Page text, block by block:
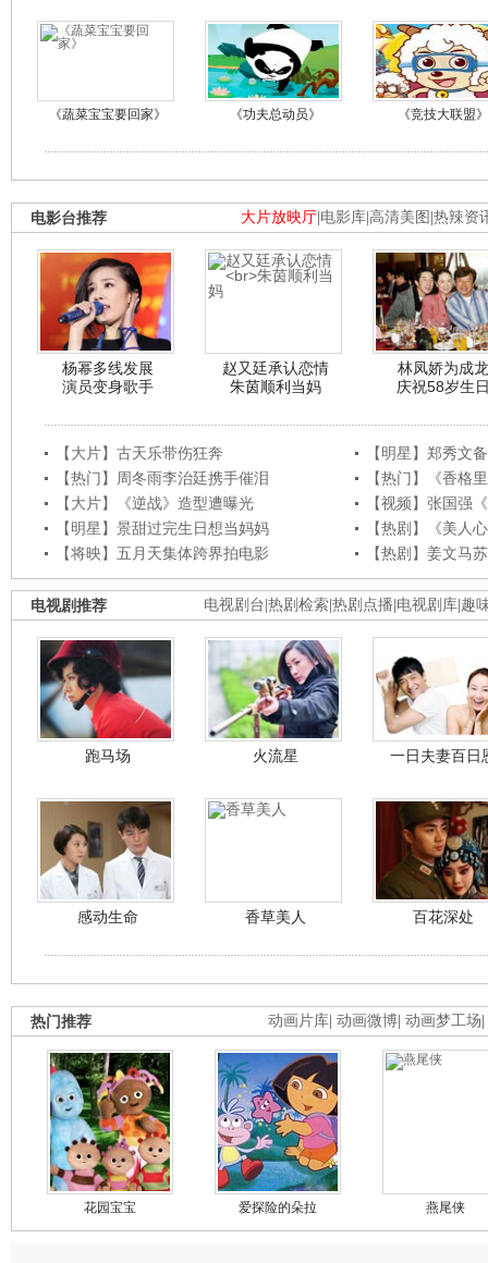
《蔬菜宝宝要回家》 《功夫总动员》 《竞技大联盟》
大片放映厅 电影库 高清美图 热辣资
电影台推荐
杨幂多线发展
演员变身歌手
赵又廷承认恋情
朱茵顺利当妈
林凤娇为成龙
庆祝58岁生
【大片】古天乐带伤狂奔
【明星】郑秀文
【热门】周冬雨李治廷携手催泪
【热门】《香格
【大片】《逆战》造型遭曝光
【视频】张国强
【明星】景甜过完生日想当妈妈
【热剧】《美人
【将映】五月天集体跨界拍电影
【热剧】姜文马
电视剧台 热剧检索 热剧点播 电视剧库 趣
电视剧推荐
跑马场 火流星 一日夫妻百日
感动生命 香草美人 百花深处
动画片库 动画微博 动画梦工场
热门推荐
花园宝宝 爱探险的朵拉 燕尾侠